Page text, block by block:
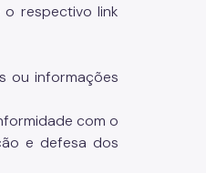
respectivo link
ou informações
com o
e defesa dos